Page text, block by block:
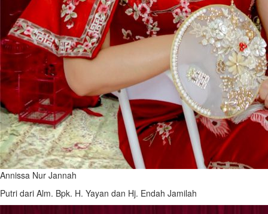
Annissa Nur Jannah
Putri dari Alm. Bpk. H. Yayan dan Hj. Endah Jamilah